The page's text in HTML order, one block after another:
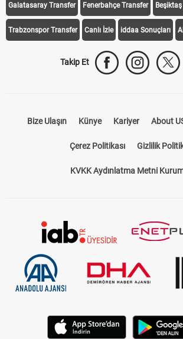
Galatasaray Transfer Fenerbahçe Transfer
Trabzonspor Transfer Canlı İzle iddaa Sonuçları
Takip Et
Bize Ulaşın Künye Kariyer About
Çerez Politikası Gizlilik
KVKK Aydınlatma Metni